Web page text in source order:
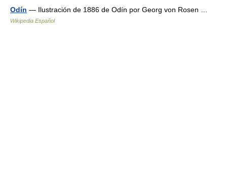
Odín — Ilustración de 1886 de Odín por Georg von Rosen …
Wikipedia Español